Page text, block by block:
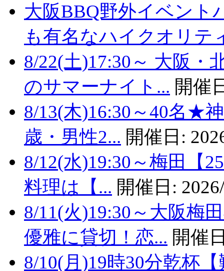
大阪BBQ野外イベント
も有名なハイクオリテ
8/22(土)17:30～ 大阪
のサマーナイト... 開催
8/13(木)16:30～40名★
歳・男性2... 開催日:
8/12(水)19:30～梅田【
料理は【... 開催日:
8/11(火)19:30～大阪梅
優雅に貸切！恋... 開催
8/10(月)19時30分乾杯